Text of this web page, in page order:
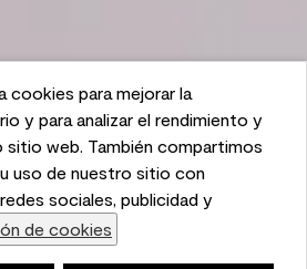
to enhance user experience
and traffic on our website.
about your use of our site
advertising, and analytics
cookies para mejorar la
y para analizar el rendimiento y
web. También compartimos
uso de nuestro sitio con
sociales, publicidad y
de cookies